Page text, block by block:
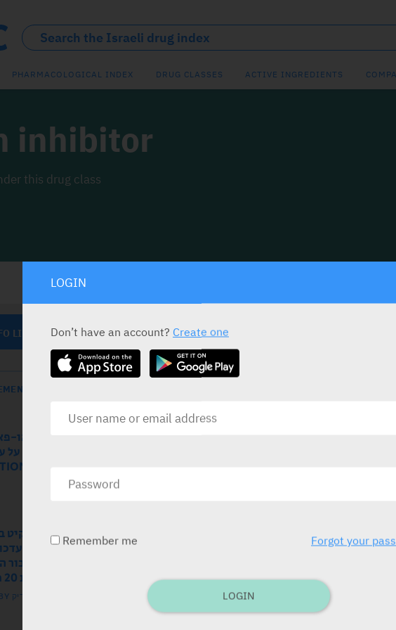
PHARMACOLOGICAL INDEX DRUG CLASSES ACTIVE INGREDIENTS
inhibitor
this drug class
LINE
חברת טק-או-
מבקשת להודיע על
בעל הרישום רקיט
בע"מ) מודיע על
ובעלון לרופא
לילדים תפוז ותות 20 מ"ג/מ"ל תרחיף
BY מדיק
CAMZYOS
(Israel) Ltd.
LOGIN
Don’t have an account? Create one
Remember me Forgot your
LOGIN